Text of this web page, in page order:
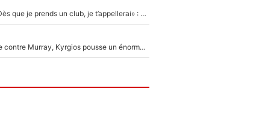
Mercato - OM - «Dès que je prends un club, je t’appellerai» : La promesse de Marcelino au moment de claquer la porte
Victime de racisme contre Murray, Kyrgios pousse un énorme coup de gueule !